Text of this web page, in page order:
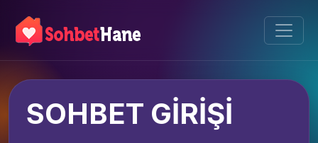
SOHBET GİRİŞİ